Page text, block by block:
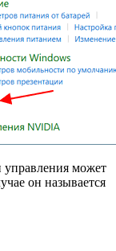
управления может
он называется